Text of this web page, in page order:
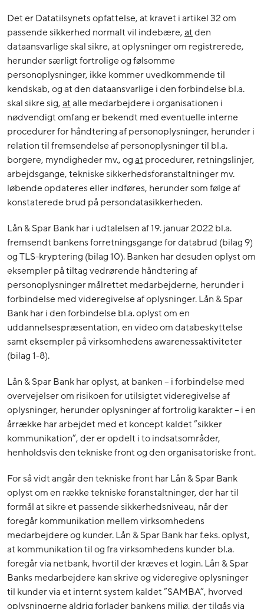
Det er Datatilsynets opfattelse, at kravet i artikel 32 om
passende sikkerhed normalt vil indebære,atden
dataansvarlige skal sikre, at oplysninger om registrerede,
herunder særligt fortrolige og følsomme
personoplysninger, ikke kommer uvedkommende til
kendskab, og at den dataansvarlige i den forbindelse bl.a.
skal sikre sig,atalle medarbejdere i organisationen i
nødvendigt omfang er bekendt med eventuelle interne
procedurer for håndtering af personoplysninger, herunder i
relation til fremsendelse af personoplysninger til bl.a.
borgere, myndigheder mv., ogat procedurer, retningslinjer,
arbejdsgange, tekniske sikkerhedsforanstaltninger mv.
løbende opdateres eller indføres, herunder som følge af
konstaterede brud på persondatasikkerheden.
Lån & Spar Bank har i udtalelsen af 19. januar 2022 bl.a.
fremsendt bankens forretningsgange for databrud (bilag 9)
og TLS-kryptering (bilag 10). Banken har desuden oplyst om
eksempler på tiltag vedrørende håndtering af
personoplysninger målrettet medarbejderne, herunder i
forbindelse med videregivelse af oplysninger. Lån & Spar
Bank har i den forbindelse bl.a. oplyst om en
uddannelsespræsentation, en video om databeskyttelse
samt eksempler på virksomhedens awarenessaktiviteter
(bilag 1-8).
Lån & Spar Bank har oplyst, at banken – i forbindelse med
overvejelser om risikoen for utilsigtet videregivelse af
oplysninger, herunder oplysninger af fortrolig karakter – i en
årrække har arbejdet med et koncept kaldet ”sikker
kommunikation”, der er opdelt i to indsatsområder,
henholdsvis den tekniske front og den organisatoriske front.
For så vidt angår den tekniske front har Lån & Spar Bank
oplyst om en række tekniske foranstaltninger, der har til
formål at sikre et passende sikkerhedsniveau, når der
foregår kommunikation mellem virksomhedens
medarbejdere og kunder. Lån & Spar Bank har f.eks. oplyst,
at kommunikation til og fra virksomhedens kunder bl.a.
foregår via netbank, hvortil der kræves et login. Lån & Spar
Banks medarbejdere kan skrive og videregive oplysninger
til kunder via et internt system kaldet ”SAMBA”, hvorved
oplysningerne aldrig forlader bankens miljø, der tilgås via